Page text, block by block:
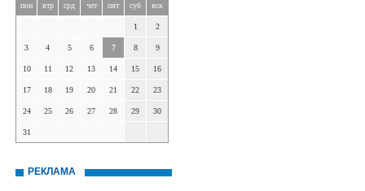
пон втр срд чет пят суб вск
1 2
3 4 5 6 7 8 9
10 11 12 13 14 15 16
17 18 19 20 21 22 23
24 25 26 27 28 29 30
31
РЕКЛАМА